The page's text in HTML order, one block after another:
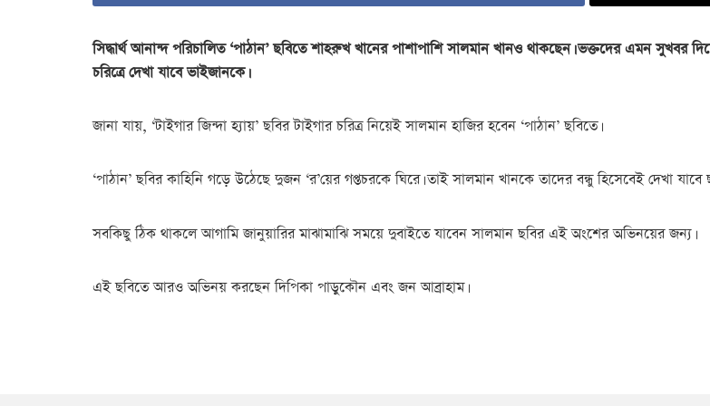
সিদ্ধার্থ আনান্দ পরিচালিত ‘পাঠান’ ছবিতে শাহরুখ খানের পাশাপাশি সালমান খানও থাকছেন। ভক্তদের এমন সুখবর
চরিত্রে দেখা যাবে ভাইজানকে।
জানা যায়, ‘টাইগার জিন্দা হ্যায়’ ছবির টাইগার চরিত্র নিয়েই সালমান হাজির হবেন ‘পাঠান’ ছবিতে।
‘পাঠান’ ছবির কাহিনি গড়ে উঠেছে দুজন ‘র’য়ের গপ্তচরকে ঘিরে। তাই সালমান খানকে তাদের বন্ধু হিসেবেই দেখা যাবে
সবকিছু ঠিক থাকলে আগামি জানুয়ারির মাঝামাঝি সময়ে দুবাইতে যাবেন সালমান ছবির এই অংশের অভিনয়ের জন্য।
এই ছবিতে আরও অভিনয় করছেন দিপিকা পাড়ুকৌন এবং জন আব্রাহাম।